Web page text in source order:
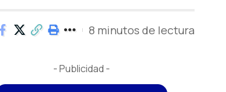
8 minutos de lectura
- Publicidad -